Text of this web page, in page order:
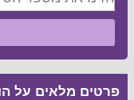
פרטים מלאים על